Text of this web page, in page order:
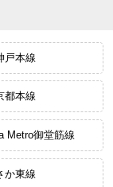
戸本線
都本線
Metro御堂筋線
か東線